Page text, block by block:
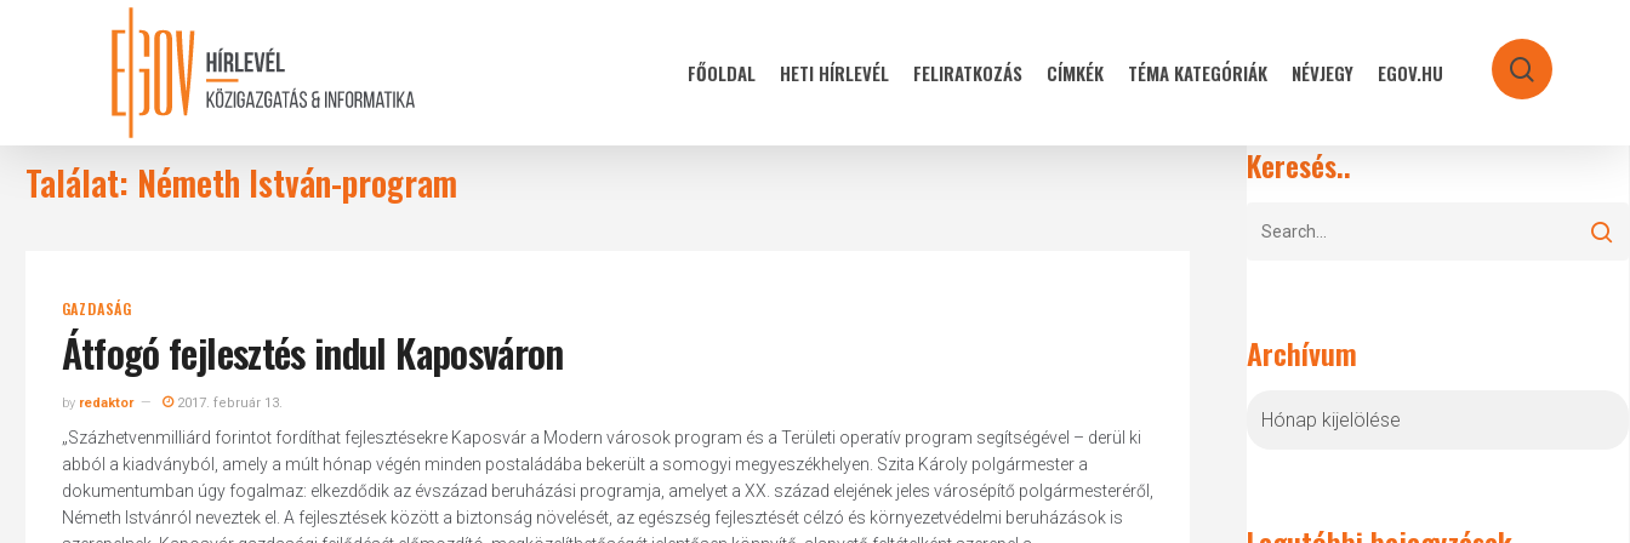
FŐOLDAL HETI HÍRLEVÉL FELIRATKOZÁS CÍMKÉK TÉMA KATEGÓRIÁK NÉVJEGY EGOV.HU search
Találat: Németh István-program
GAZDASÁG
Átfogó fejlesztés indul Kaposváron
by redaktor 2017. február 13.
„Százhetvenmilliárd forintot fordíthat fejlesztésekre Kaposvár a Modern városok program és a Területi operatív program segítségével – derül ki
abból a kiadványból, amely a múlt hónap végén minden postaládába bekerült a somogyi megyeszékhelyen. Szita Károly polgármester a
dokumentumban úgy fogalmaz: elkezdődik az évszázad beruházási programja, amelyet a XX. század elejének jeles városépítő polgármesteréről,
Németh Istvánról neveztek el. A fejlesztések között a biztonság növelését, az egészség fejlesztését célzó és környezetvédelmi beruházások is
Keresés..
Archívum